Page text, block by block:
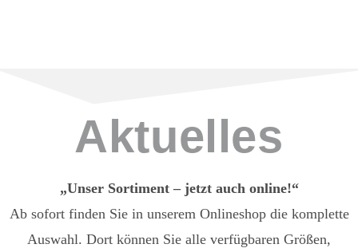
Aktuelles
„Unser Sortiment – jetzt auch online!“
Ab sofort finden Sie in unserem Onlineshop die komplette
Auswahl. Dort können Sie alle verfügbaren Größen,